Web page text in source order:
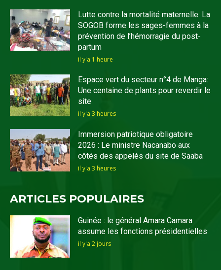
Lutte contre la mortalité maternelle: La
SOGOB forme les sages-femmes à la
prévention de l’hémorragie du post-
partum
il y'a 1 heure
Espace vert du secteur n°4 de Manga:
Une centaine de plants pour reverdir le
site
il y'a 3 heures
Immersion patriotique obligatoire
2026 : Le ministre Nacanabo aux
côtés des appelés du site de Saaba
il y'a 3 heures
ARTICLES POPULAIRES
Guinée : le général Amara Camara
assume les fonctions présidentielles
il y'a 2 jours